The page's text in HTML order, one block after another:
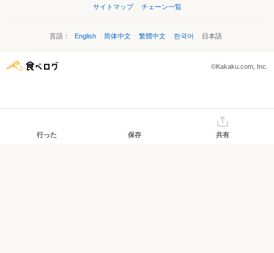
サイトマップ
チェーン一覧
言語： English 简体中文 繁體中文 한국어 日本語
©Kakaku.com, Inc.
行った 保存 共有